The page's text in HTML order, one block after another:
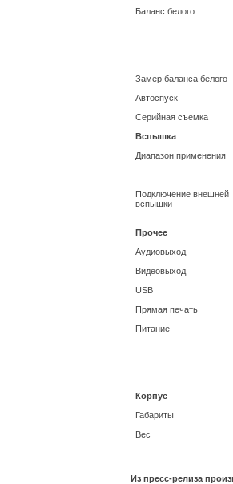
Баланс белого
Замер баланса белого
Автоспуск
Серийная съемка
Вспышка
Диапазон применения
Подключение внешней
вспышки
Прочее
Аудиовыход
Видеовыход
USB
Прямая печать
Питание
Корпус
Габариты
Вес
Из пресс-релиза